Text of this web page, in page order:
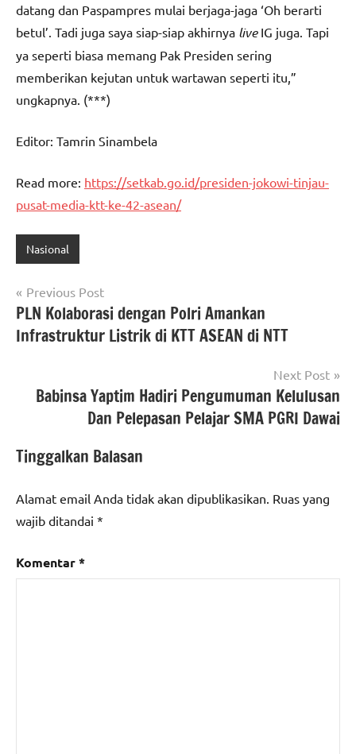
datang dan Paspampres mulai berjaga-jaga ‘Oh berarti
betul’. Tadi juga saya siap-siap akhirnya liveIG juga. Tapi
ya seperti biasa memang Pak Presiden sering
memberikan kejutan untuk wartawan seperti itu,”
ungkapnya. (***)
Editor: Tamrin Sinambela
Read more: https://setkab.go.id/presiden-jokowi-tinjau-
pusat-media-ktt-ke-42-asean/
Nasional
Navigasi
pos
Previous Post
PLN Kolaborasi dengan Polri Amankan
Infrastruktur Listrik di KTT ASEAN di NTT
Next Post
Babinsa Yaptim Hadiri Pengumuman Kelulusan
Dan Pelepasan Pelajar SMA PGRI Dawai
Tinggalkan Balasan
Alamat email Anda tidak akan dipublikasikan. Ruas yang
wajib ditandai *
Komentar*